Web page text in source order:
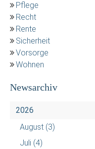
Pflege
Recht
Rente
Sicherheit
Vorsorge
Wohnen
Newsarchiv
2026
August (3)
Juli (4)